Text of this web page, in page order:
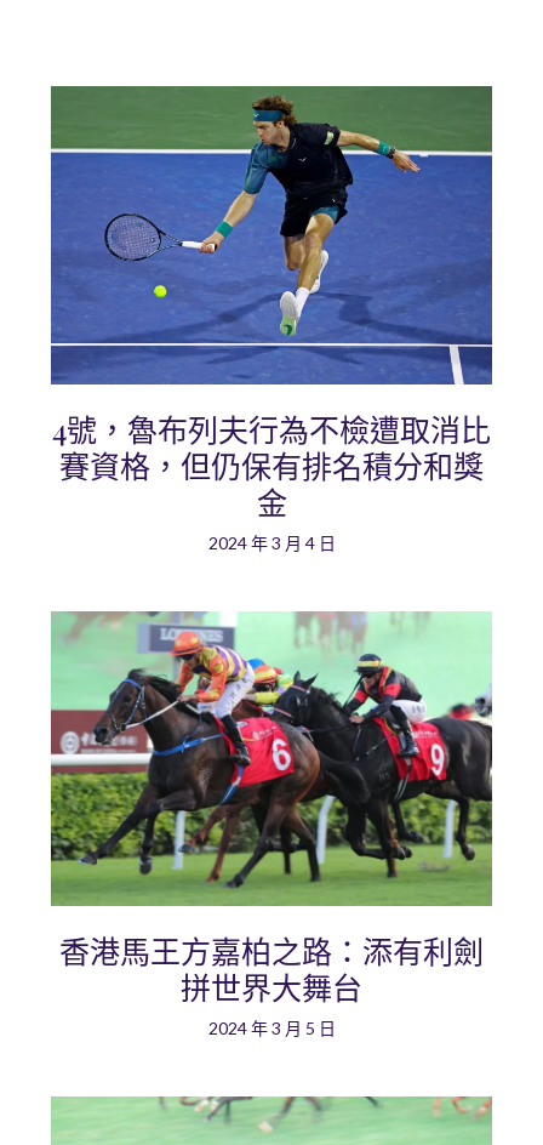
4號，魯布列夫行為不檢遭取消比
賽資格，但仍保有排名積分和獎
金
2024 年 3 月 4 日
香港馬王方嘉柏之路：添有利劍
拼世界大舞台
2024 年 3 月 5 日